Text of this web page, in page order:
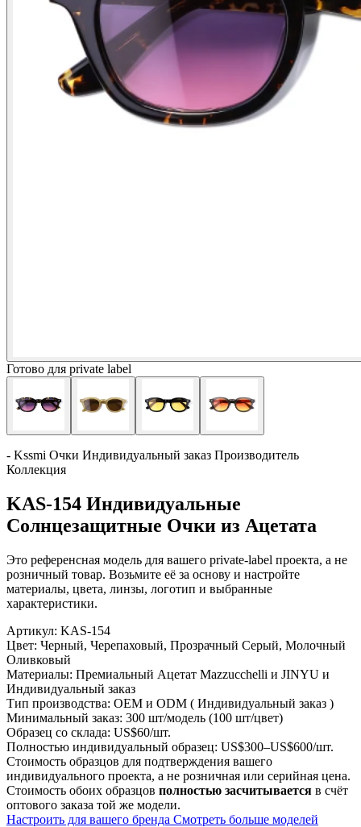
Готово для private label
- Kssmi Очки Индивидуальный заказ Производитель
Коллекция
KAS-154 Индивидуальные
Солнцезащитные Очки из Ацетата
Это референсная модель для вашего private-label проекта, а не
розничный товар. Возьмите её за основу и настройте
материалы, цвета, линзы, логотип и выбранные
характеристики.
Артикул: KAS-154
Цвет: Черный, Черепаховый, Прозрачный Серый, Молочный
Оливковый
Материалы: Премиальный Ацетат Mazzucchelli и JINYU и
Индивидуальный заказ
Тип производства: OEM и ODM ( Индивидуальный заказ )
Минимальный заказ: 300 шт/модель (100 шт/цвет)
Образец со склада: US$60/шт.
Полностью индивидуальный образец: US$300–US$600/шт.
Стоимость образцов для подтверждения вашего
индивидуального проекта, а не розничная или серийная цена.
Стоимость обоих образцов полностью засчитывается в счёт
оптового заказа той же модели.
Настроить для вашего бренда Смотреть больше моделей